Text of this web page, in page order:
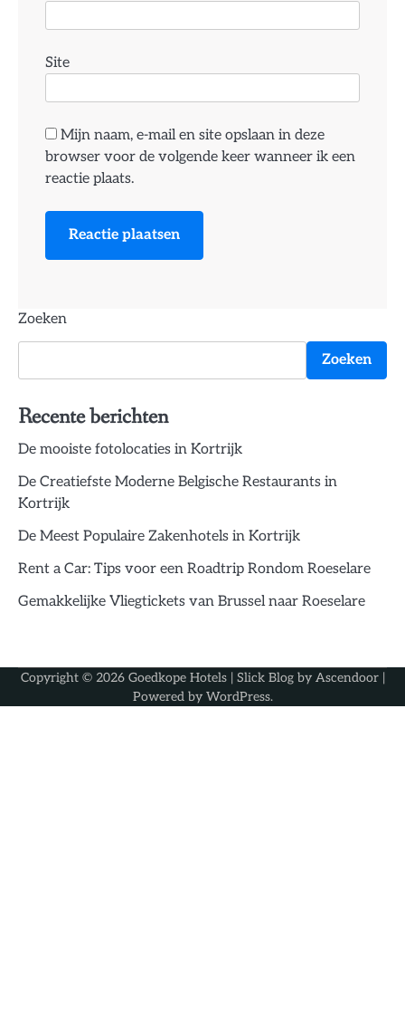
Site
Mijn naam, e-mail en site opslaan in deze
browser voor de volgende keer wanneer ik een
reactie plaats.
Zoeken
Zoeken
Recente berichten
De mooiste fotolocaties in Kortrijk
De Creatiefste Moderne Belgische Restaurants in
Kortrijk
De Meest Populaire Zakenhotels in Kortrijk
Rent a Car: Tips voor een Roadtrip Rondom Roeselare
Gemakkelijke Vliegtickets van Brussel naar Roeselare
Copyright © 2026 Goedkope Hotels| Slick Blog by Ascendoor|
Powered by WordPress.